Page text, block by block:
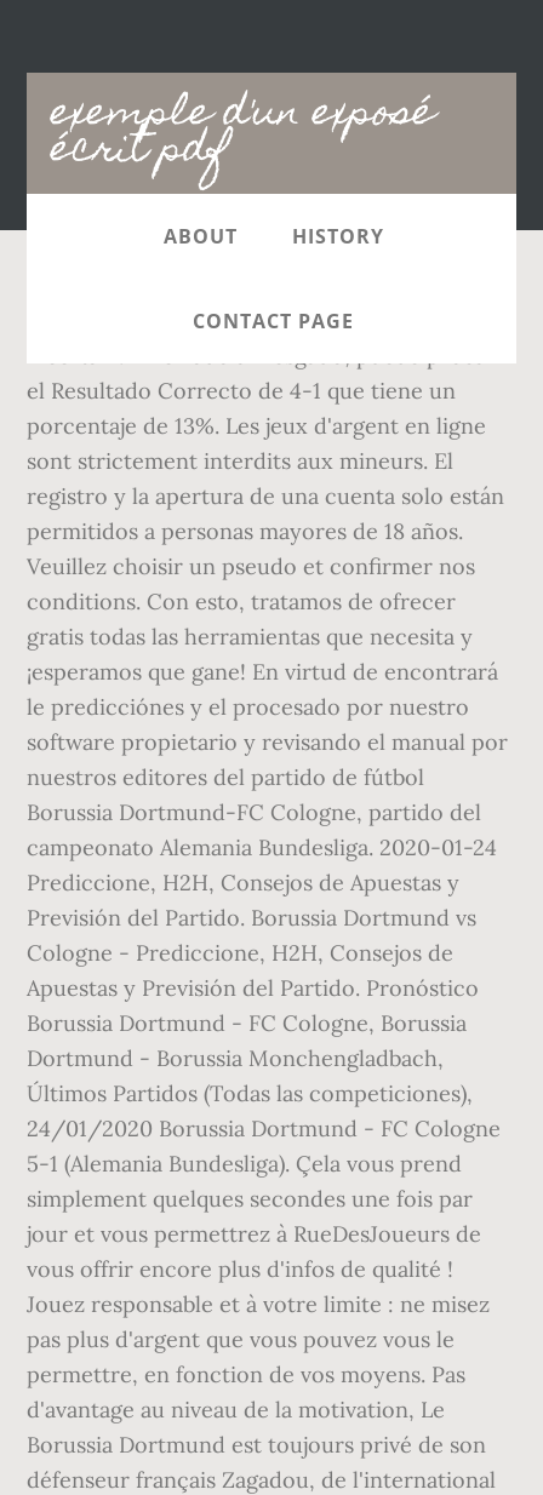
exemple d'un exposé
écrit pdf
Main
navigation
ABOUT HISTORY
CONTACT PAGE
Tandis que le milieu titulaire Höger est
el Resultado Correcto de 4-1 que tiene un
porcentaje de 13%. Les jeux d'argent en ligne
sont strictement interdits aux mineurs. El
registro y la apertura de una cuenta solo están
permitidos a personas mayores de 18 años.
Veuillez choisir un pseudo et confirmer nos
conditions. Con esto, tratamos de ofrecer
gratis todas las herramientas que necesita y
¡esperamos que gane! En virtud de encontrará
le predicciónes y el procesado por nuestro
software propietario y revisando el manual por
nuestros editores del partido de fútbol
Borussia Dortmund-FC Cologne, partido del
campeonato Alemania Bundesliga. 2020-01-24
Prediccione, H2H, Consejos de Apuestas y
Previsión del Partido. Borussia Dortmund vs
Cologne - Prediccione, H2H, Consejos de
Apuestas y Previsión del Partido. Pronóstico
Borussia Dortmund - FC Cologne, Borussia
Dortmund - Borussia Monchengladbach,
Últimos Partidos (Todas las competiciones),
24/01/2020 Borussia Dortmund - FC Cologne
5-1 (Alemania Bundesliga). Çela vous prend
simplement quelques secondes une fois par
jour et vous permettrez à RueDesJoueurs de
vous offrir encore plus d'infos de qualité !
Jouez responsable et à votre limite : ne misez
pas plus d'argent que vous pouvez vous le
permettre, en fonction de vos moyens. Pas
d'avantage au niveau de la motivation, Le
Borussia Dortmund est toujours privé de son
défenseur français Zagadou, de l'international